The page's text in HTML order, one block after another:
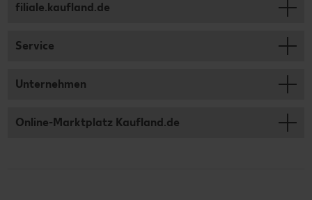
filiale.kaufland.de
Service
Unternehmen
Online-Marktplatz Kaufland.de